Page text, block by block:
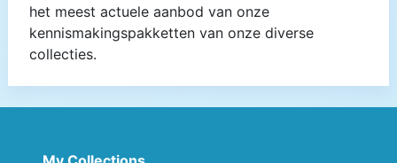
het meest actuele aanbod van onze
kennismakingspakketten van onze diverse
collecties.